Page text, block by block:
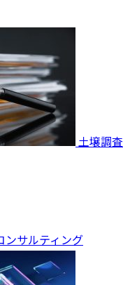
土壌調査
ンサルティング